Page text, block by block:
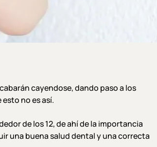
cayendose, dando paso a los
no es así.
de los 12, de ahí de la importancia
una buena salud dental y una correcta